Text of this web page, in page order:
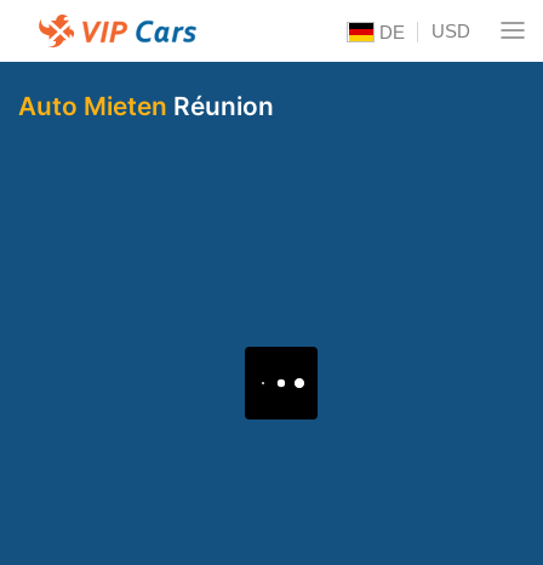
DE USD
Auto Mieten Réunion